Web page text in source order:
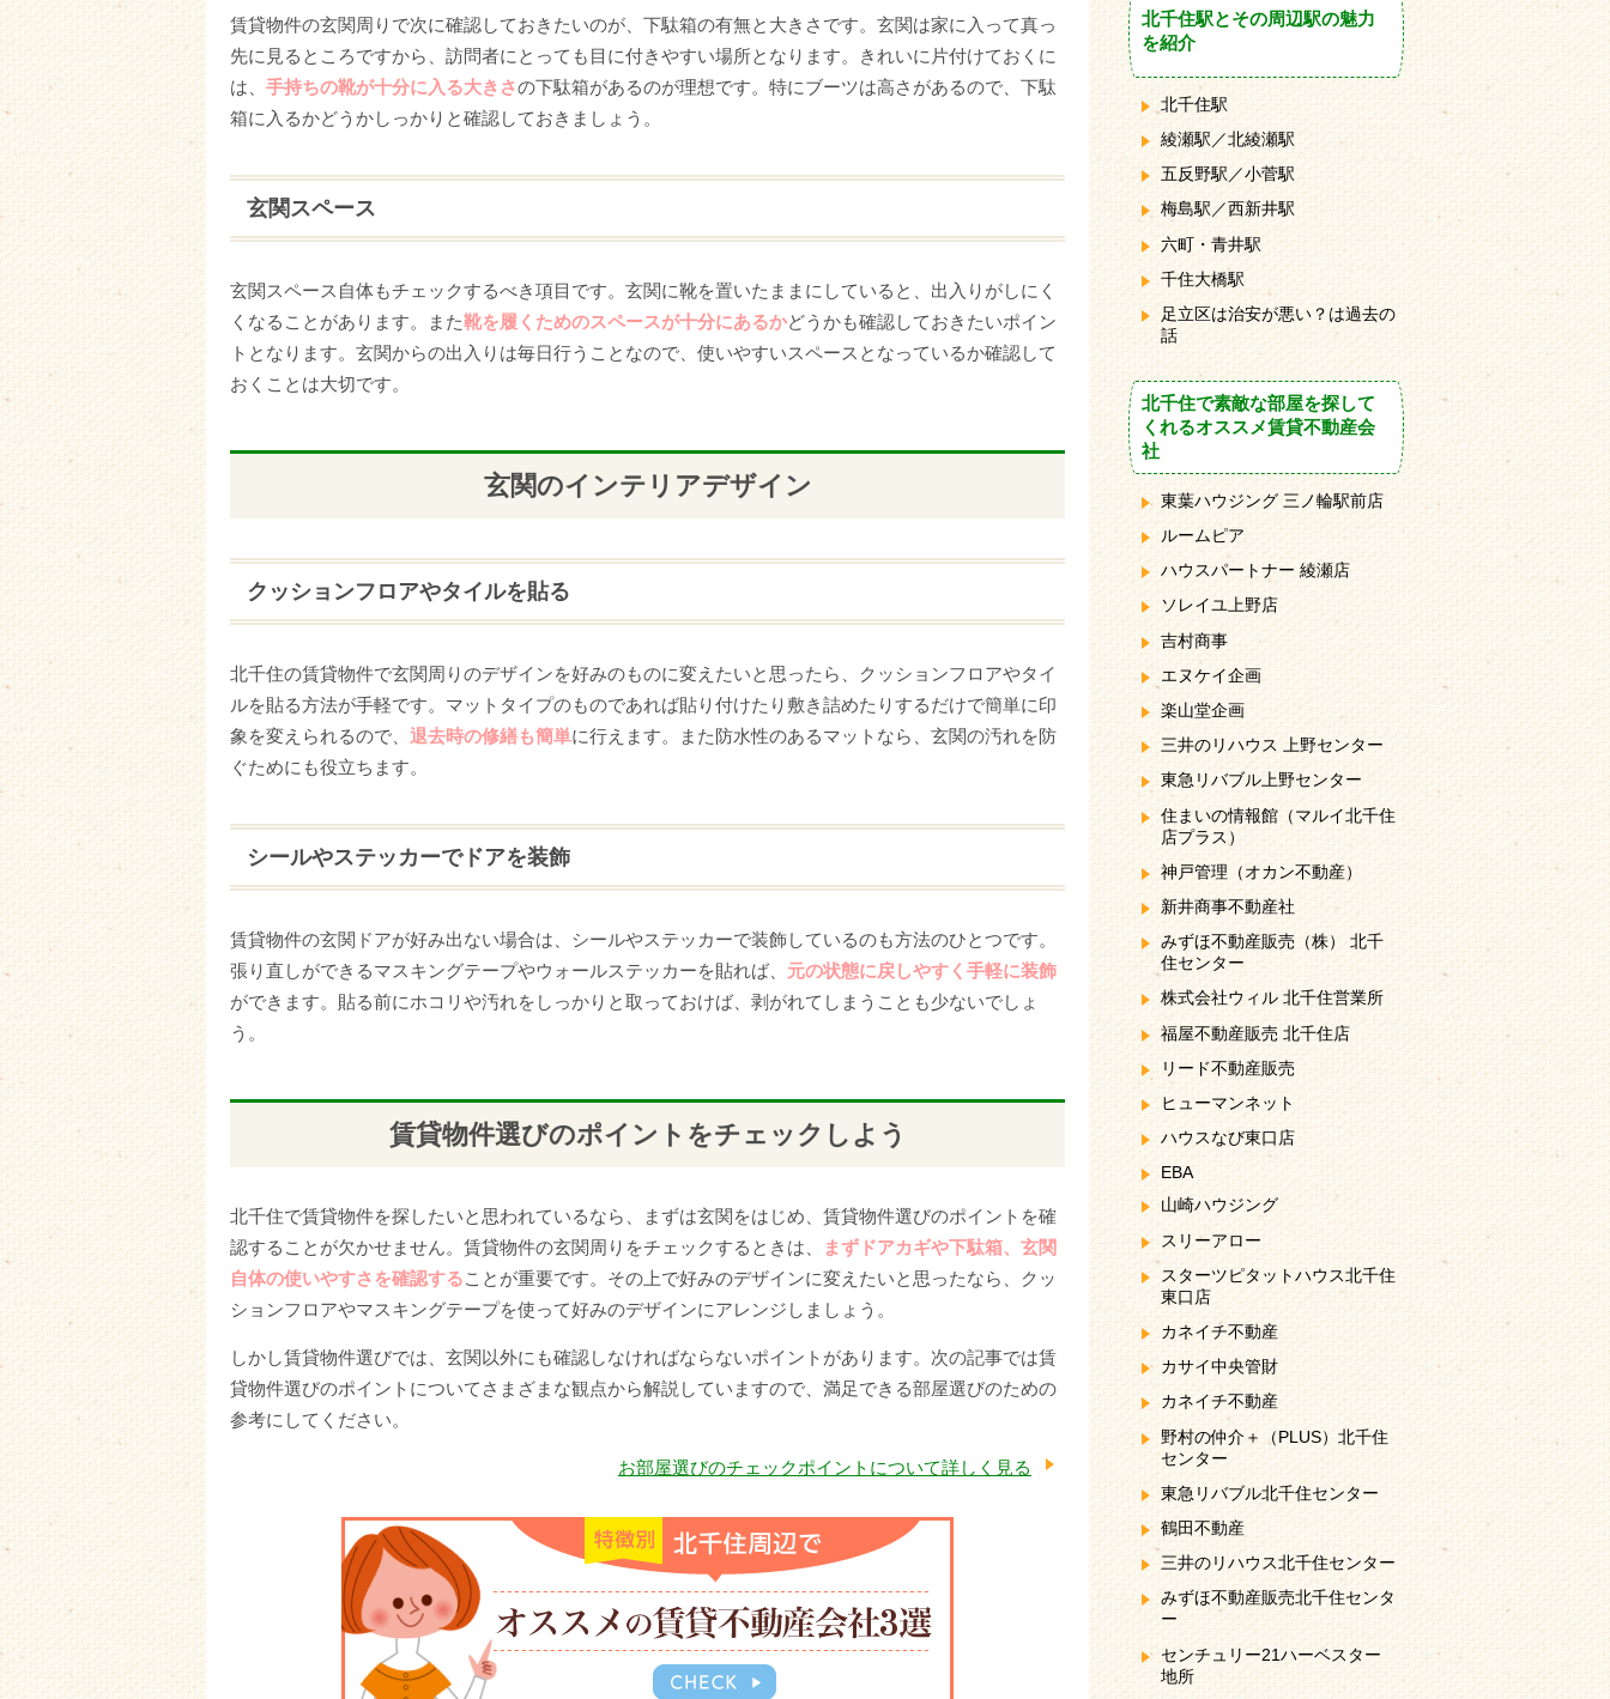
賃貸物件の玄関周りで次に確認しておきたいのが、下駄箱の有無と大きさです。玄関は家に入って真っ
先に見るところですから、訪問者にとっても目に付きやすい場所となります。きれいに片付けておくに
は、 手持ちの靴が十分に入る大きさの下駄箱があるのが理想です。特にブーツは高さがあるので、下駄
箱に入るかどうかしっかりと確認しておきましょう。
玄関スペース
玄関スペース自体もチェックするべき項目です。玄関に靴を置いたままにしていると、出入りがしにく
くなることがあります。また靴を履くためのスペースが十分にあるかどうかも確認しておきたいポイン
トとなります。玄関からの出入りは毎日行うことなので、使いやすいスペースとなっているか確認して
おくことは大切です。
玄関のインテリアデザイン
クッションフロアやタイルを貼る
北千住の賃貸物件で玄関周りのデザインを好みのものに変えたいと思ったら、クッションフロアやタイ
ルを貼る方法が手軽です。マットタイプのものであれば貼り付けたり敷き詰めたりするだけで簡単に印
象を変えられるので、 退去時の修繕も簡単に行えます。また防水性のあるマットなら、玄関の汚れを防
ぐためにも役立ちます。
シールやステッカーでドアを装飾
賃貸物件の玄関ドアが好み出ない場合は、シールやステッカーで装飾しているのも方法のひとつです。
張り直しができるマスキングテープやウォールステッカーを貼れば、 元の状態に戻しやすく手軽に装飾
ができます。貼る前にホコリや汚れをしっかりと取っておけば、剥がれてしまうことも少ないでしょ
う。
賃貸物件選びのポイントをチェックしよう
北千住で賃貸物件を探したいと思われているなら、まずは玄関をはじめ、賃貸物件選びのポイントを確
認することが欠かせません。賃貸物件の玄関周りをチェックするときは、
まずドアカギや下駄箱、玄関
自体の使いやすさを確認することが重要です。その上で好みのデザインに変えたいと思ったなら、クッ
ションフロアやマスキングテープを使って好みのデザインにアレンジしましょう。
しかし賃貸物件選びでは、玄関以外にも確認しなければならないポイントがあります。次の記事では賃
貸物件選びのポイントについてさまざまな観点から解説していますので、満足できる部屋選びのための
参考にしてください。
お部屋選びのチェックポイントについて詳しく見る
北千住駅とその周辺駅の魅力
を紹介
北千住駅
綾瀬駅／北綾瀬駅
五反野駅／小菅駅
梅島駅／西新井駅
六町・青井駅
千住大橋駅
足立区は治安が悪い？は過去の
話
北千住で素敵な部屋を探して
くれるオススメ賃貸不動産会
社
東葉ハウジング 三ノ輪駅前店
ルームピア
ハウスパートナー 綾瀬店
ソレイユ上野店
吉村商事
エヌケイ企画
楽山堂企画
三井のリハウス 上野センター
東急リバブル上野センター
住まいの情報館（マルイ北千住
店プラス）
神戸管理（オカン不動産）
新井商事不動産社
みずほ不動産販売（株） 北千
住センター
株式会社ウィル 北千住営業所
福屋不動産販売 北千住店
リード不動産販売
ヒューマンネット
ハウスなび東口店
EBA
山崎ハウジング
スリーアロー
スターツピタットハウス北千住
東口店
カネイチ不動産
カサイ中央管財
カネイチ不動産
野村の仲介＋（PLUS）北千住
センター
東急リバブル北千住センター
鶴田不動産
三井のリハウス北千住センター
みずほ不動産販売北千住センタ
ー
センチュリー21ハーベスター
地所